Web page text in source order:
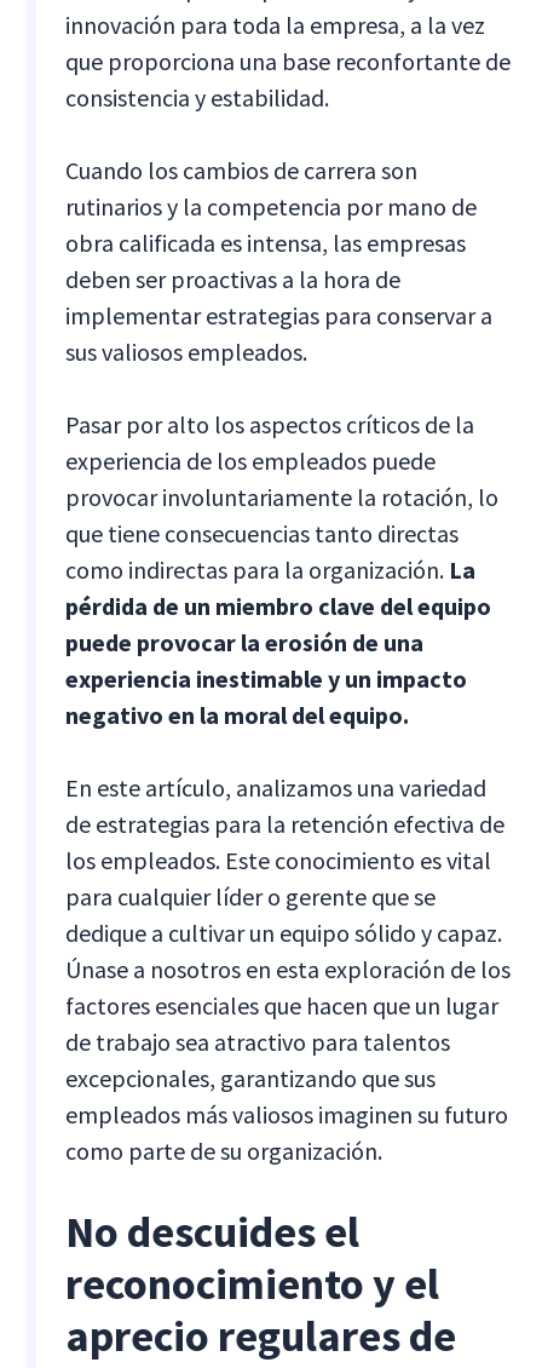
innovación para toda la empresa, a la vez
que proporciona una base reconfortante de
consistencia y estabilidad.
Cuando los cambios de carrera son
rutinarios y la competencia por mano de
obra calificada es intensa, las empresas
deben ser proactivas a la hora de
implementar estrategias para conservar a
sus valiosos empleados.
Pasar por alto los aspectos críticos de la
experiencia de los empleados puede
provocar involuntariamente la rotación, lo
que tiene consecuencias tanto directas
como indirectas para la organización. La
pérdida de un miembro clave del equipo
puede provocar la erosión de una
experiencia inestimable y un impacto
negativo en la moral del equipo.
En este artículo, analizamos una variedad
de estrategias para la retención efectiva de
los empleados. Este conocimiento es vital
para cualquier líder o gerente que se
dedique a cultivar un equipo sólido y capaz.
Únase a nosotros en esta exploración de los
factores esenciales que hacen que un lugar
de trabajo sea atractivo para talentos
excepcionales, garantizando que sus
empleados más valiosos imaginen su futuro
como parte de su organización.
No descuides el
reconocimiento y el
aprecio regulares de